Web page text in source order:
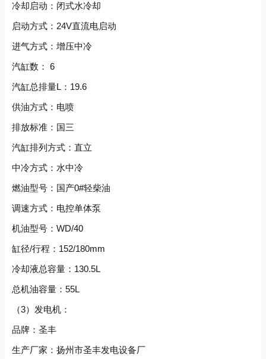
冷却启动：闭式水冷却
启动方式：24V直流电启动
进气方式：增压中冷
汽缸数： 6
汽缸总排量L：19.6
供油方式：电喷
排放标准：国三
汽缸排列方式：直立
中冷方式：水中冷
燃油型号：国产0#轻柴油
调速方式：电控单体泵
机油型号：WD/40
缸径/行程：152/180mm
冷却液总容量：130.5L
总机油容量：55L
（3）发电机：
品牌：圣丰
生产厂家：扬州市圣丰发电设备厂